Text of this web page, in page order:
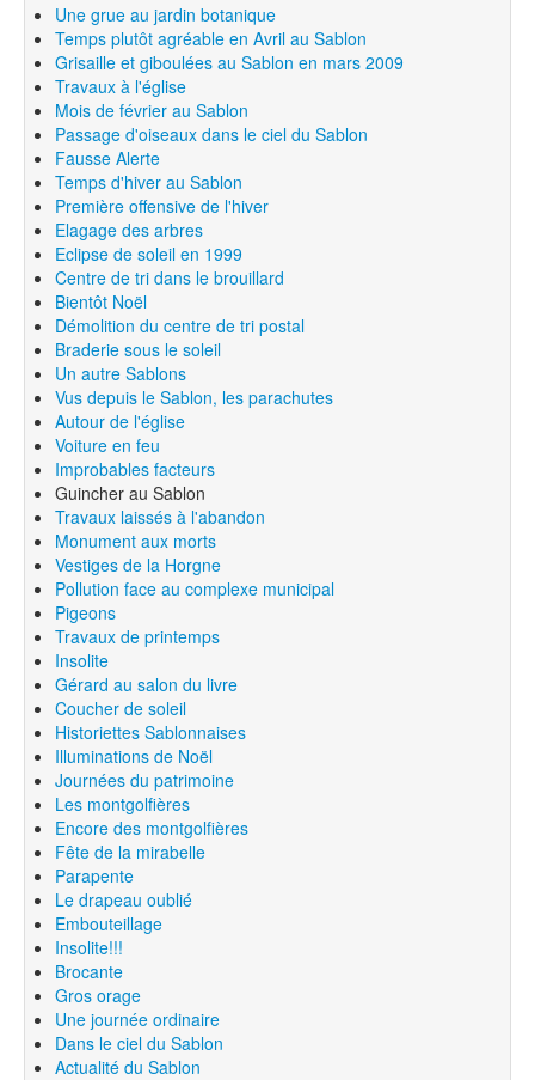
Une grue au jardin botanique
Temps plutôt agréable en Avril au Sablon
Grisaille et giboulées au Sablon en mars 2009
Travaux à l'église
Mois de février au Sablon
Passage d'oiseaux dans le ciel du Sablon
Fausse Alerte
Temps d'hiver au Sablon
Première offensive de l'hiver
Elagage des arbres
Eclipse de soleil en 1999
Centre de tri dans le brouillard
Bientôt Noël
Démolition du centre de tri postal
Braderie sous le soleil
Un autre Sablons
Vus depuis le Sablon, les parachutes
Autour de l'église
Voiture en feu
Improbables facteurs
Guincher au Sablon
Travaux laissés à l'abandon
Monument aux morts
Vestiges de la Horgne
Pollution face au complexe municipal
Pigeons
Travaux de printemps
Insolite
Gérard au salon du livre
Coucher de soleil
Historiettes Sablonnaises
Illuminations de Noël
Journées du patrimoine
Les montgolfières
Encore des montgolfières
Fête de la mirabelle
Parapente
Le drapeau oublié
Embouteillage
Insolite!!!
Brocante
Gros orage
Une journée ordinaire
Dans le ciel du Sablon
Actualité du Sablon